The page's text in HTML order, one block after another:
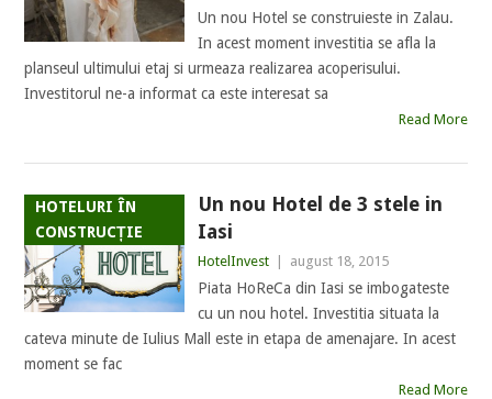
Un nou Hotel se construieste in Zalau.
In acest moment investitia se afla la
planseul ultimului etaj si urmeaza realizarea acoperisului.
Investitorul ne-a informat ca este interesat sa
Read More
HOTELURI ÎN
CONSTRUCȚIE
Un nou Hotel de 3 stele in
Iasi
HotelInvest august 18, 2015
Piata HoReCa din Iasi se imbogateste
cu un nou hotel. Investitia situata la
cateva minute de Iulius Mall este in etapa de amenajare. In acest
moment se fac
Read More